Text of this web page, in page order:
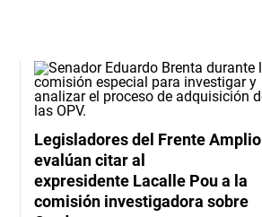
Legisladores del Frente Amplio
evalúan citar al
expresidente Lacalle Pou a la
comisión investigadora sobre